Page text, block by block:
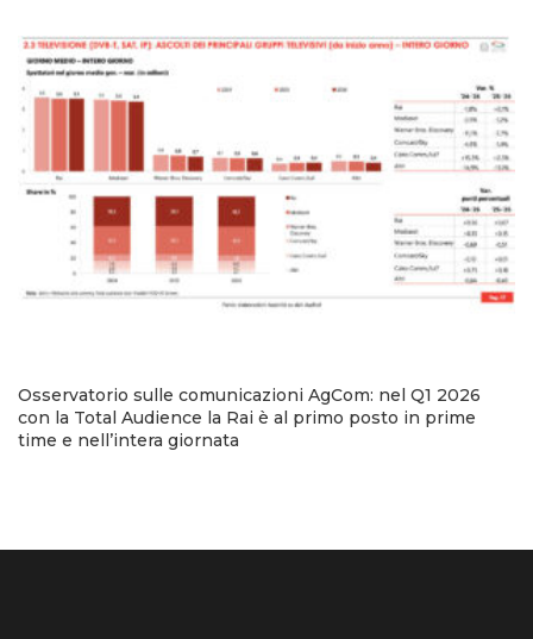
Osservatorio sulle comunicazioni AgCom: nel Q1 2026
con la Total Audience la Rai è al primo posto in prime
time e nell’intera giornata